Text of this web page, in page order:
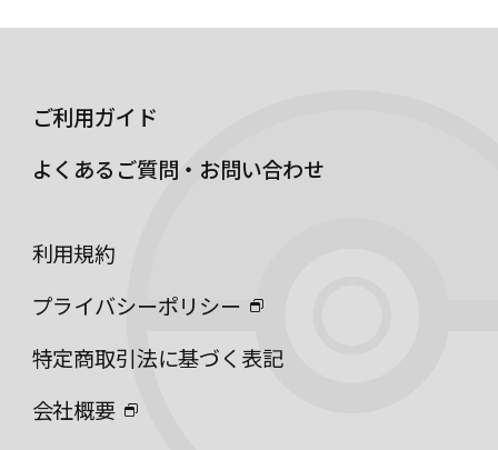
ご利用ガイド
よくあるご質問・お問い合わせ
利用規約
プライバシーポリシー
特定商取引法に基づく表記
会社概要